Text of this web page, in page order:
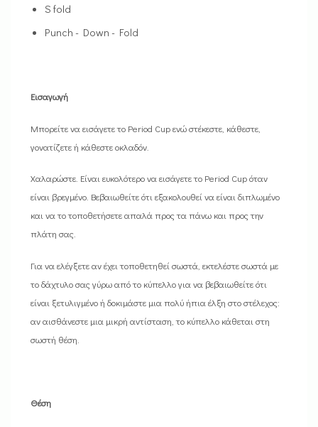
S fold
Punch - Down - Fold
Εισαγωγή
Μπορείτε να εισάγετε το Period Cup ενώ στέκεστε, κάθεστε,
γονατίζετε ή κάθεστε οκλαδόν.
Χαλαρώστε. Είναι ευκολότερο να εισάγετε το Period Cup όταν
είναι βρεγμένο. Βεβαιωθείτε ότι εξακολουθεί να είναι διπλωμένο
και να το τοποθετήσετε απαλά προς τα πάνω και προς την
πλάτη σας.
Για να ελέγξετε αν έχει τοποθετηθεί σωστά, εκτελέστε σωστά με
το δάχτυλο σας γύρω από το κύπελλο για να βεβαιωθείτε ότι
είναι ξετυλιγμένο ή δοκιμάστε μια πολύ ήπια έλξη στο στέλεχος:
αν αισθάνεστε μια μικρή αντίσταση, το κύπελλο κάθεται στη
σωστή θέση.
Θέση